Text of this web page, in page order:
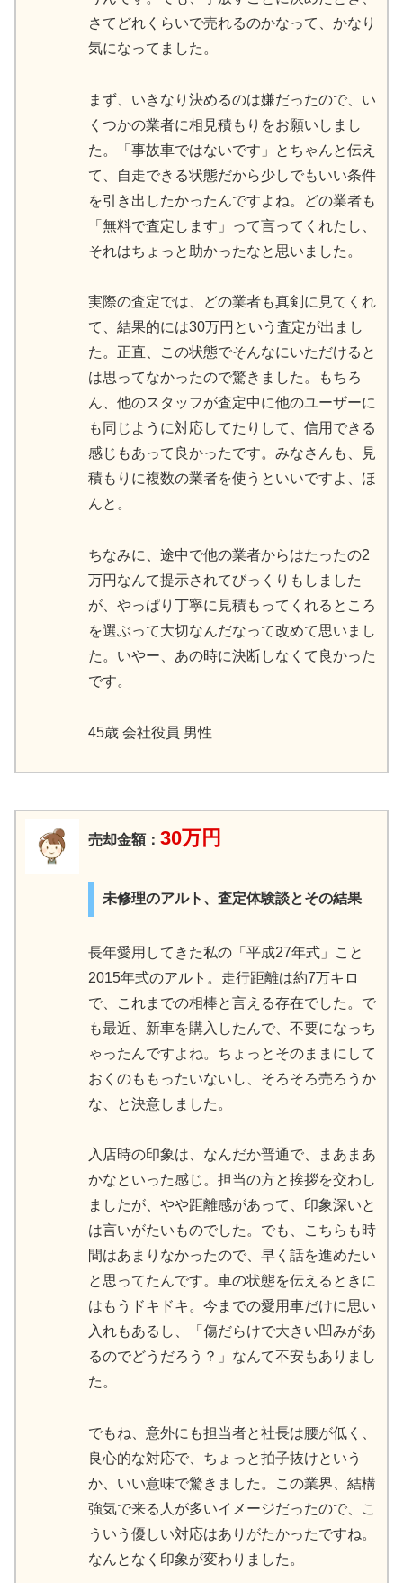
さてどれくらいで売れるのかなって、かなり
気になってました。
まず、いきなり決めるのは嫌だったので、い
くつかの業者に相見積もりをお願いしまし
た。「事故車ではないです」とちゃんと伝え
て、自走できる状態だから少しでもいい条件
を引き出したかったんですよね。どの業者も
「無料で査定します」って言ってくれたし、
それはちょっと助かったなと思いました。
実際の査定では、どの業者も真剣に見てくれ
て、結果的には30万円という査定が出まし
た。正直、この状態でそんなにいただけると
は思ってなかったので驚きました。もちろ
ん、他のスタッフが査定中に他のユーザーに
も同じように対応してたりして、信用できる
感じもあって良かったです。みなさんも、見
積もりに複数の業者を使うといいですよ、ほ
んと。
ちなみに、途中で他の業者からはたったの2
万円なんて提示されてびっくりもしました
が、やっぱり丁寧に見積もってくれるところ
を選ぶって大切なんだなって改めて思いまし
た。いやー、あの時に決断しなくて良かった
です。
45歳 会社役員 男性
売却金額： 30万円
未修理のアルト、査定体験談とその結果
長年愛用してきた私の「平成27年式」こと
2015年式のアルト。走行距離は約7万キロ
で、これまでの相棒と言える存在でした。で
も最近、新車を購入したんで、不要になっち
ゃったんですよね。ちょっとそのままにして
おくのももったいないし、そろそろ売ろうか
な、と決意しました。
入店時の印象は、なんだか普通で、まあまあ
かなといった感じ。担当の方と挨拶を交わし
ましたが、やや距離感があって、印象深いと
は言いがたいものでした。でも、こちらも時
間はあまりなかったので、早く話を進めたい
と思ってたんです。車の状態を伝えるときに
はもうドキドキ。今までの愛用車だけに思い
入れもあるし、「傷だらけで大きい凹みがあ
るのでどうだろう？」なんて不安もありまし
た。
でもね、意外にも担当者と社長は腰が低く、
良心的な対応で、ちょっと拍子抜けという
か、いい意味で驚きました。この業界、結構
強気で来る人が多いイメージだったので、こ
ういう優しい対応はありがたかったですね。
なんとなく印象が変わりました。